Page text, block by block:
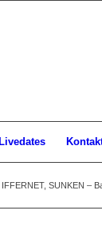
Livedates
SUNKEN –